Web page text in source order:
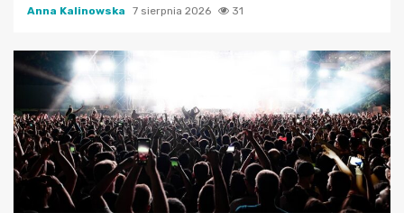
Anna Kalinowska 7 sierpnia 2026 31